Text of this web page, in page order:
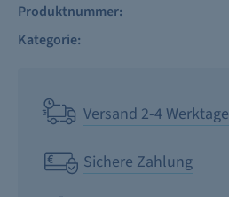
Produktnummer:
Kategorie:
Versand 2-4 Werktage
Sichere Zahlung